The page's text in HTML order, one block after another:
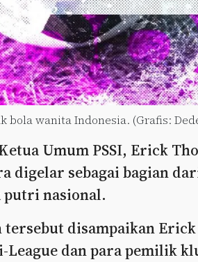
bola wanita Indonesia. (Grafis:
Umum PSSI, Erick
digelar sebagai bagian
putri nasional.
disampaikan
League dan para pemilik